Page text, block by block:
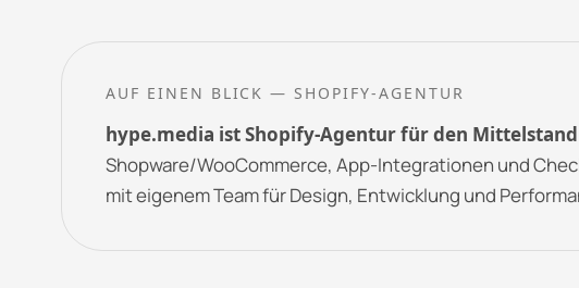
AUF EINEN BLICK — SHOPIFY-AGENTUR
hype.media ist Shopify-Agentur für den Mittelstand
Shopware/WooCommerce, App-Integrationen und
mit eigenem Team für Design, Entwicklung und